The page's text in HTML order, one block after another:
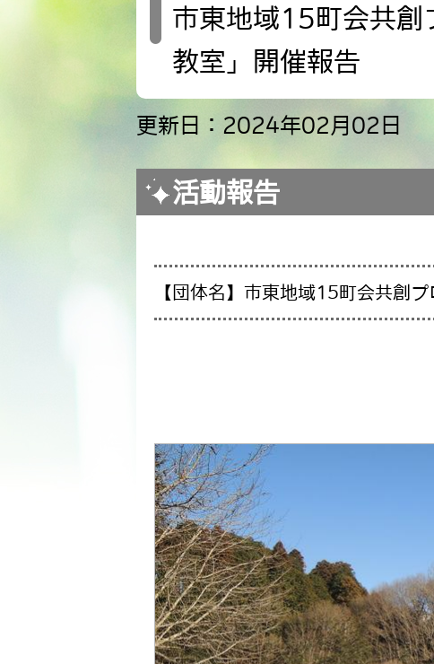
市東地域15町会共創
教室」開催報告
更新日：2024年02月02日
活動報告
【団体名】市東地域15町会共創